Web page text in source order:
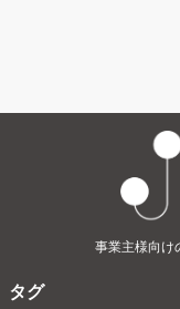
事業主様向け
タグ